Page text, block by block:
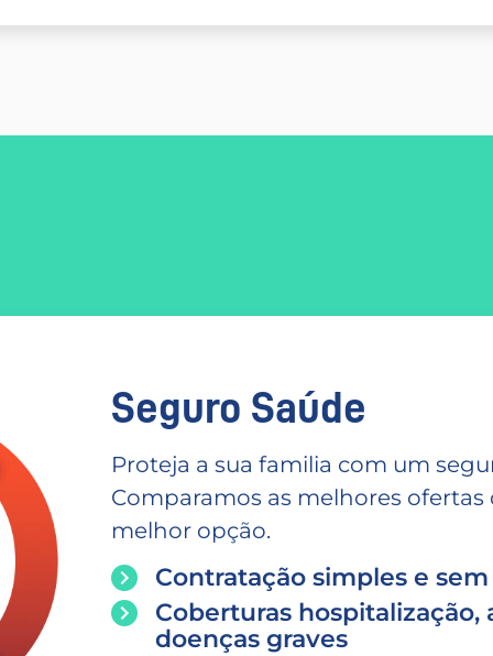
Seguro Saúde
Proteja a sua familia com um
Comparamos as melhores
melhor opção.
Contratação simples e
Coberturas
doenças graves